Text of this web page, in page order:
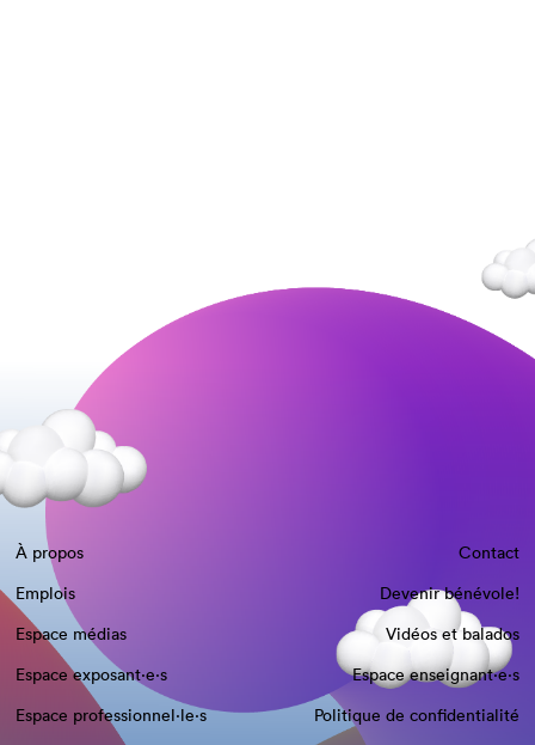
À propos
Contact
Emplois
Devenir bénévole!
Espace médias
Vidéos et balados
Espace exposant·e⋅s
Espace enseignant·e⋅s
Espace professionnel·le⋅s
Politique de confidentialité